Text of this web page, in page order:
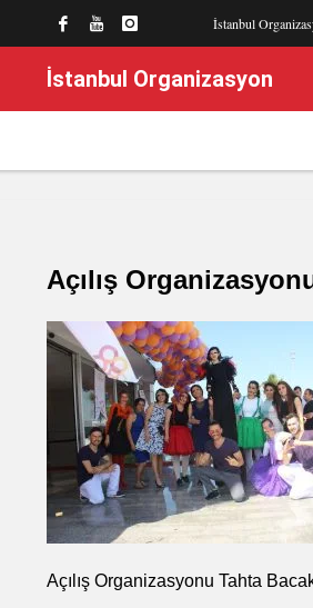
İstanbul
İstanbul Organizasyon
Açılış
Açılış Organizasyonu Tahta